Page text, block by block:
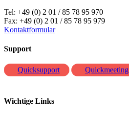
Tel: +49 (0) 2 01 / 85 78 95 970
Fax: +49 (0) 2 01 / 85 78 95 979
Kontaktformular
Support
Quicksupport Quickmeeting
Wichtige Links